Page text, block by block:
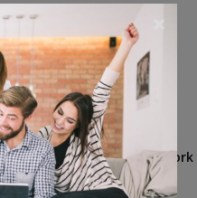
Fit.
fitness,fitnessabonnement
,sporten, work